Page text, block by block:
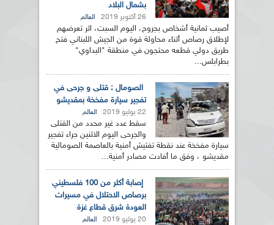
بشمال البلاد
26 أكتوبر 2019 العالم
أصيب ثمانية أشخاص بجروح، اليوم السبت، اثر تعرضهم
لإطلاق رصاص أثناء محاولة قوة من الجيش اللبناني فتح
طريق دولي قطعه محتجون في منطقة "البداوي"
بطرابلس...
الصومال : قتلى و جرحى في
تفجير سيارة مفخخة بمقديشو
22 يوليو 2019 العالم
سقط عدد غير محدد من القتلى
والجرحى اليوم الاثنين جراء تفجير
سيارة مفخخة عند نقطة تفتيش أمنية بالعاصمة الصومالية
مقديشو ، وفق ما أفادت مصادر أمنية...
إصابة أكثر من 100 فلسطيني
برصاص الاحتلال في مسيرات
العودة شرق قطاع غزة
20 يوليو 2019 العالم